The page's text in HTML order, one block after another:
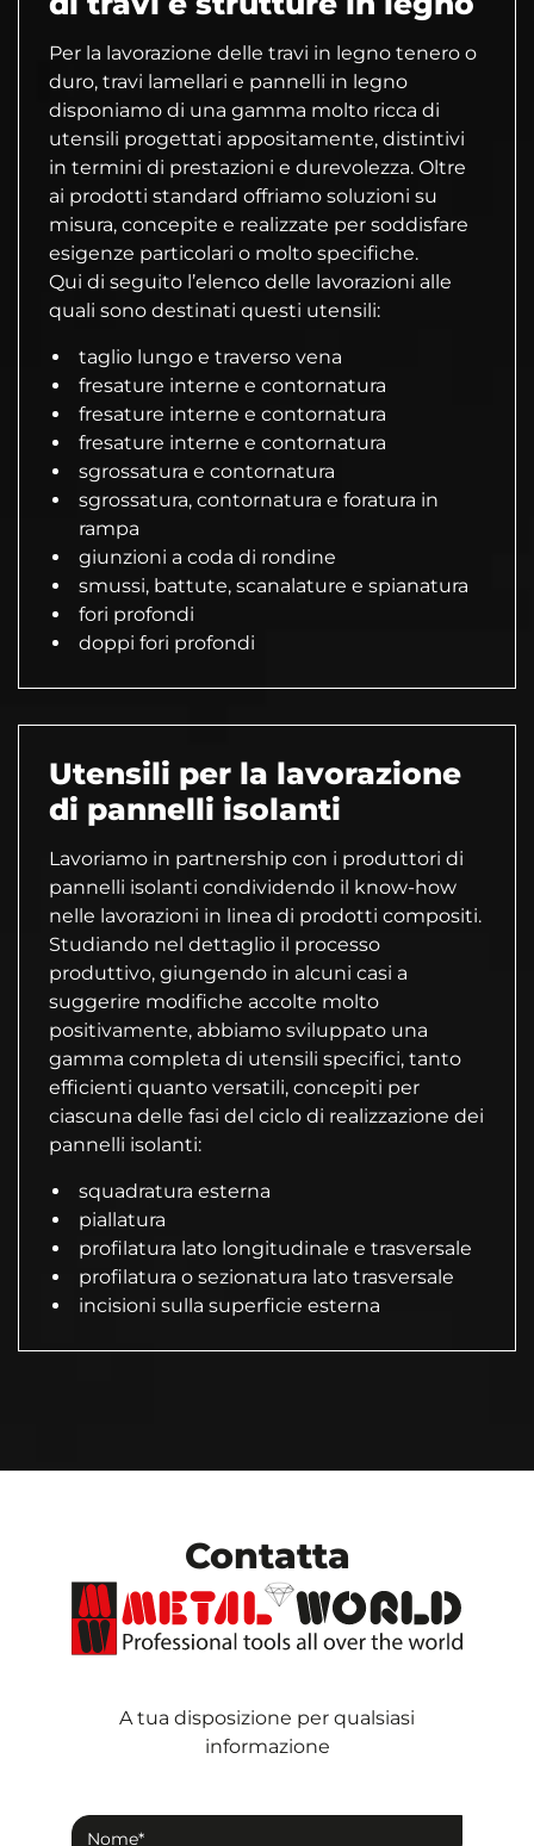
Per la lavorazione delle travi in legno tenero o
duro, travi lamellari e pannelli in legno
disponiamo di una gamma molto ricca di
utensili progettati appositamente, distintivi
in termini di prestazioni e durevolezza. Oltre
ai prodotti standard offriamo soluzioni su
misura, concepite e realizzate per soddisfare
esigenze particolari o molto specifiche.
Qui di seguito l’elenco delle lavorazioni alle
quali sono destinati questi utensili:
taglio lungo e traverso vena
fresature interne e contornatura
fresature interne e contornatura
fresature interne e contornatura
sgrossatura e contornatura
sgrossatura, contornatura e foratura in
rampa
giunzioni a coda di rondine
smussi, battute, scanalature e spianatura
fori profondi
doppi fori profondi
Utensili per la lavorazione
di pannelli isolanti
Lavoriamo in partnership con i produttori di
pannelli isolanti condividendo il know-how
nelle lavorazioni in linea di prodotti compositi.
Studiando nel dettaglio il processo
produttivo, giungendo in alcuni casi a
suggerire modifiche accolte molto
positivamente, abbiamo sviluppato una
gamma completa di utensili specifici, tanto
efficienti quanto versatili, concepiti per
ciascuna delle fasi del ciclo di realizzazione dei
pannelli isolanti:
squadratura esterna
piallatura
profilatura lato longitudinale e trasversale
profilatura o sezionatura lato trasversale
incisioni sulla superficie esterna
Contatta
A tua disposizione per qualsiasi
informazione